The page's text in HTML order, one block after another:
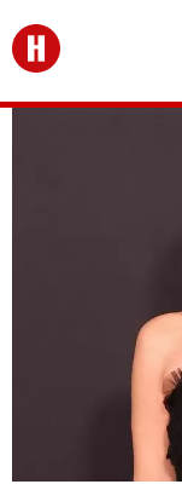
Перейти на